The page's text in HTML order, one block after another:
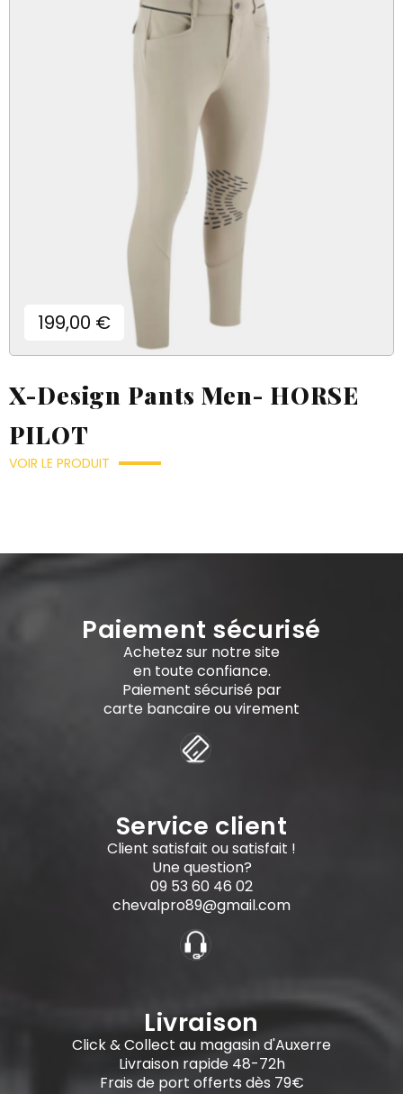
Prix
199,00 €
X-Design Pants Men- HORSE
PILOT
VOIR LE PRODUIT
Paiement sécurisé
Achetez sur notre site
en toute confiance.
Paiement sécurisé par
carte bancaire ou virement
Service client
Client satisfait ou satisfait !
Une question?
09 53 60 46 02
chevalpro89@gmail.com
Livraison
Click & Collect au magasin d'Auxerre
Livraison rapide 48-72h
Frais de port offerts dès 79€